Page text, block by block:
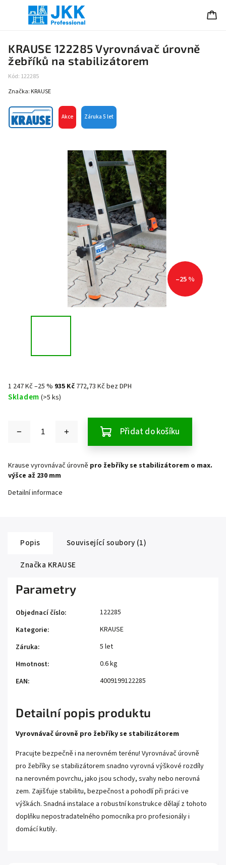
KRAUSE 122285 Vyrovnávač úrovně
žebříků na stabilizátorem
Kód: 122285
Akce Záruka 5 let
Značka: KRAUSE
–25 %
1 247 Kč–25 % 935 Kč 772,73 Kč bez DPH
Skladem (>5 ks)
Přidat do košíku
Krause vyrovnávač úrovně pro žebříky se stabilizátorem o max.
výšce až 230 mm
Detailní informace
Popis
Související soubory (1)
Značka KRAUSE
Detailní popis produktu
Vyrovnávač úrovně pro žebříky se stabilizátorem
Pracujte bezpečně i na nerovném terénu! Vyrovnávač úrovně
pro žebříky se stabilizátorem snadno vyrovná výškové rozdíly
na nerovném povrchu, jako jsou schody, svahy nebo nerovná
zem. Zajišťuje stabilitu, bezpečnost a pohodlí při práci ve
výškách. Snadná instalace a robustní konstrukce dělají z tohoto
doplňku nepostradatelného pomocníka pro profesionály i
domácí kutily.
Parametry
Objednací číslo:
122285
Kategorie:
KRAUSE
Záruka:
5 let
Hmotnost:
0.6 kg
EAN: 4009199122285